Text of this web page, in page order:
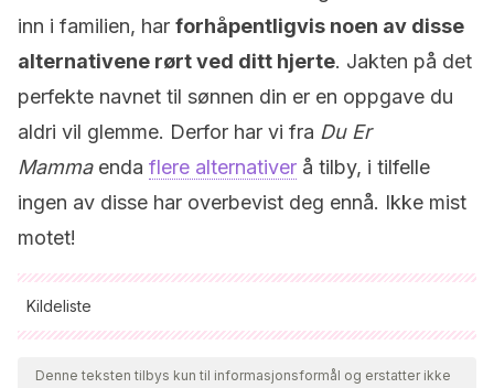
inn i familien, har forhåpentligvis noen av disse
alternativene rørt ved ditt hjerte. Jakten på det
perfekte navnet til sønnen din er en oppgave du
aldri vil glemme. Derfor har vi fra Du Er
Mammaenda flere alternativer å tilby, i tilfelle
ingen av disse har overbevist deg ennå. Ikke mist
motet!
Kildeliste
Alle siterte kilder ble grundig gjennomgått av teamet vårt for å
sikre deres kvalitet, pålitelighet, aktualitet og validitet.
Denne teksten tilbys kun til informasjonsformål og erstatter ikke